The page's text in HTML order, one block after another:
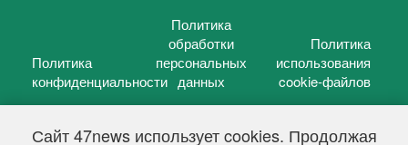
Сайт 47news использует cookies. Продолжая
Политика
конфиденциальности
Политика
обработки
персональных
данных
Политика
использования
cookie-файлов